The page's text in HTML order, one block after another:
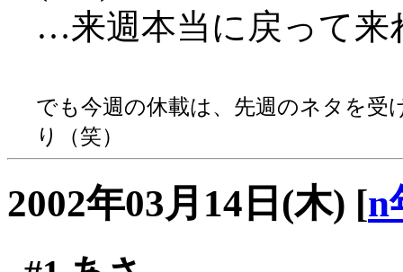
…来週本当に戻って来
でも今週の休載は、先週のネタを
り（笑）
2002年03月14日(木) [n